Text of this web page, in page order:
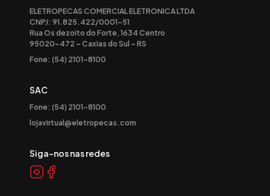
ELETROPECAS COMERCIAL ELETRONICA LTDA
CNPJ: 91.825.422/0001-51
Rua Os dezoito do Forte, 1634 Centro
95020-472 – Caxias do Sul – RS
Fone: (54) 2101-8100
SAC
Fone: (54) 2101-8100
lojavirtual@eletropecas.com
Siga-nos nas redes